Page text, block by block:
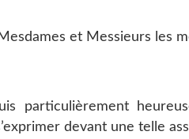
et Messieurs les
particulièrement
devant une telle